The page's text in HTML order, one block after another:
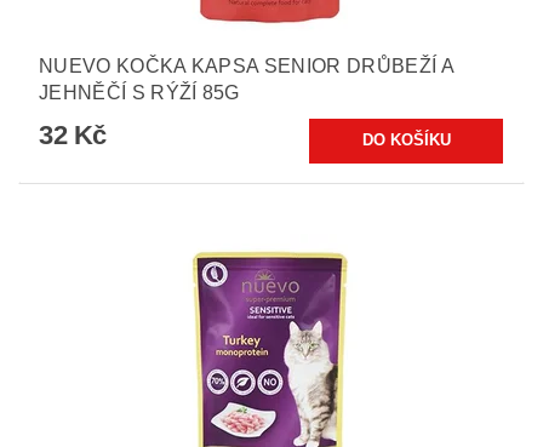
NUEVO KOČKA KAPSA SENIOR DRŮBEŽÍ A
JEHNĚČÍ S RÝŽÍ 85G
32 Kč